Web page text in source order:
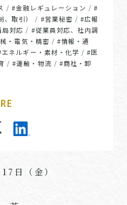
/#金融レギュレーション /#
取引） / #営業秘密 /#広報
局対応 / #従業員対応、社内調
・電気・精密 /#情報・通
エネルギー・素材・化学 /#医
/#運輸・物流 / #商社・卸
日（金）